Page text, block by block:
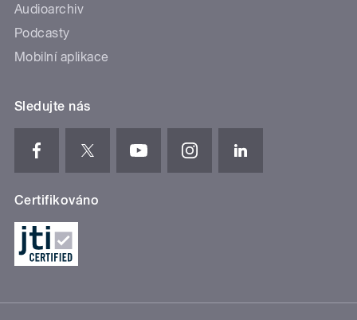
Audioarchiv
Podcasty
Mobilní aplikace
Sledujte nás
Certifikováno